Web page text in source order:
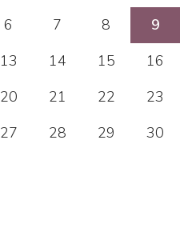
6 7 8
9
13 14 15
16
20 21 22
23
27 28 29
30